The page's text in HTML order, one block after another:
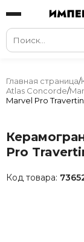
Главная страница/
Atlas Concorde/
Marvel Pro
Pro
Код товара: